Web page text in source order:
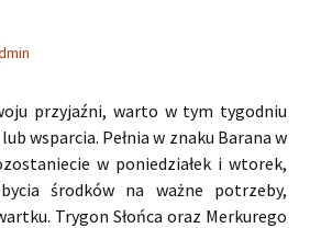
przyjaźni, warto w tym tygodniu
wsparcia. Pełnia w znaku Barana w
w poniedziałek i wtorek,
środków na ważne potrzeby,
Trygon Słońca oraz Merkurego